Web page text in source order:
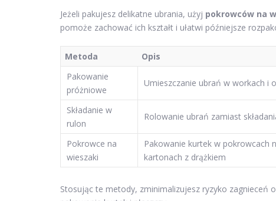
Jeżeli pakujesz delikatne ubrania, użyj pokrowców na
pomoże zachować ich kształt i ułatwi późniejsze
Metoda Opis
Pakowanie
próżniowe
Umieszczanie ubrań w workach i
Składanie w
rulon
Rolowanie ubrań zamiast
Pokrowce na
wieszaki
Pakowanie kurtek w pokrowcach
kartonach z drążkiem
Stosując te metody, zminimalizujesz ryzyko zagnieceń